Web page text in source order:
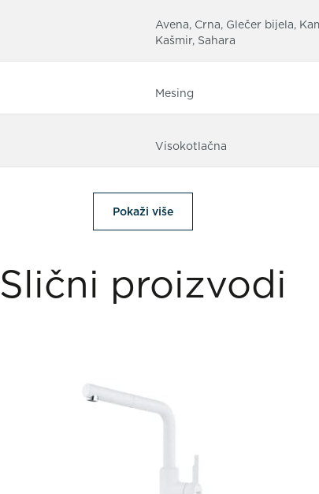
Avena, Crna, Glečer bijela,
Kašmir, Sahara
Mesing
Visokotlačna
Pokaži više
Slični proizvodi